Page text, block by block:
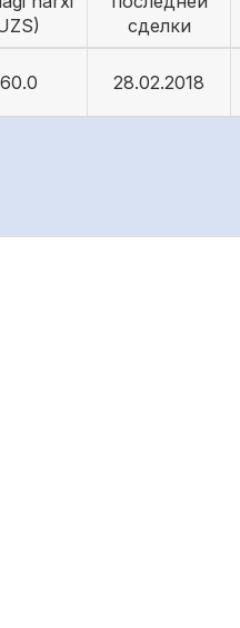
сделки
28.02.2018